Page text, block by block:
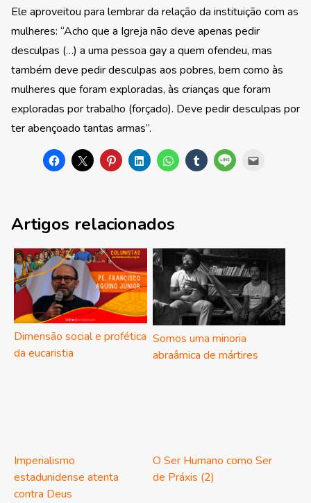
Ele aproveitou para lembrar da relação da instituição com as
mulheres: “Acho que a Igreja não deve apenas pedir
desculpas (…) a uma pessoa gay a quem ofendeu, mas
também deve pedir desculpas aos pobres, bem como às
mulheres que foram exploradas, às crianças que foram
exploradas por trabalho (forçado). Deve pedir desculpas por
ter abençoado tantas armas”.
Artigos relacionados
Dimensão social e profética
da eucaristia
Somos uma minoria
abraâmica de mártires
Imperialismo
estadunidense atenta
contra Deus
O Ser Humano como Ser
de Práxis (2)